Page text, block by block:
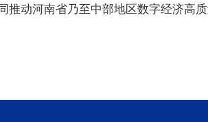
推动河南省乃至中部地区数字经济高质